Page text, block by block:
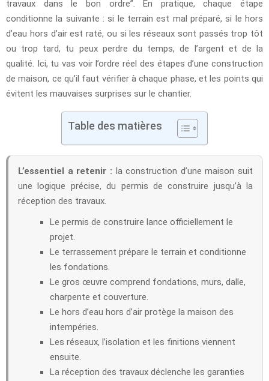
travaux dans le bon ordre”. En pratique, chaque étape
conditionne la suivante : si le terrain est mal préparé, si le hors
d’eau hors d’air est raté, ou si les réseaux sont passés trop tôt
ou trop tard, tu peux perdre du temps, de l’argent et de la
qualité. Ici, tu vas voir l’ordre réel des étapes d’une construction
de maison, ce qu’il faut vérifier à chaque phase, et les points qui
évitent les mauvaises surprises sur le chantier.
Table des matières
L’essentiel a retenir : la construction d’une maison suit
une logique précise, du permis de construire jusqu’à la
réception des travaux.
Le permis de construire lance officiellement le
projet.
Le terrassement prépare le terrain et conditionne
les fondations.
Le gros œuvre comprend fondations, murs, dalle,
charpente et couverture.
Le hors d’eau hors d’air protège la maison des
intempéries.
Les réseaux, l’isolation et les finitions viennent
ensuite.
La réception des travaux déclenche les garanties